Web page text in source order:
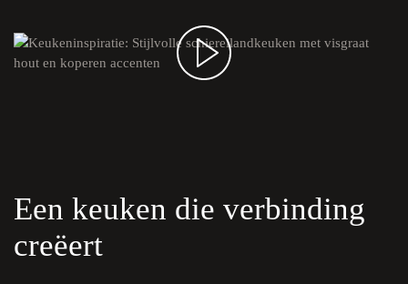
Een keuken die verbinding
creëert